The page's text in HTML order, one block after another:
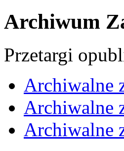
Archiwum
Przetargi
Archiwalne
Archiwalne
Archiwalne